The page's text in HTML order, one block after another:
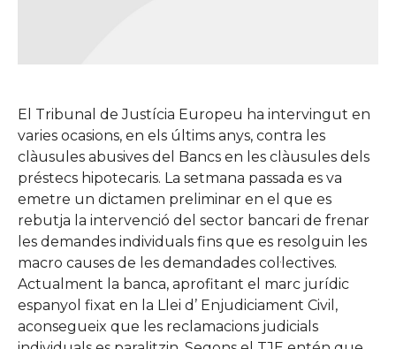
El Tribunal de Justícia Europeu ha intervingut en
varies ocasions, en els últims anys, contra les
clàusules abusives del Bancs en les clàusules dels
préstecs hipotecaris. La setmana passada es va
emetre un dictamen preliminar en el que es
rebutja la intervenció del sector bancari de frenar
les demandes individuals fins que es resolguin les
macro causes de les demandades col·lectives.
Actualment la banca, aprofitant el marc jurídic
espanyol fixat en la Llei d’ Enjudiciament Civil,
aconsegueix que les reclamacions judicials